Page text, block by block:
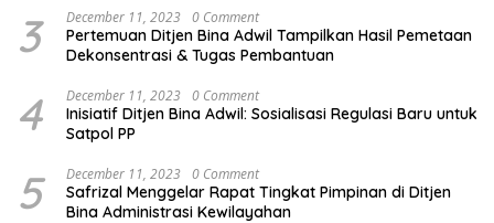
3 December 11, 2023 0 Comment
Pertemuan Ditjen Bina Adwil Tampilkan Hasil Pemetaan
Dekonsentrasi & Tugas Pembantuan
4 December 11, 2023 0 Comment
Inisiatif Ditjen Bina Adwil: Sosialisasi Regulasi Baru untuk
Satpol PP
5 December 11, 2023 0 Comment
Safrizal Menggelar Rapat Tingkat Pimpinan di Ditjen
Bina Administrasi Kewilayahan